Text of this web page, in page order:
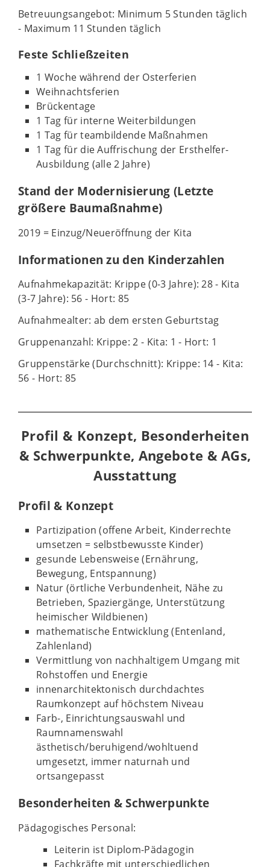
Betreuungsangebot: Minimum 5 Stunden täglich
- Maximum 11 Stunden täglich
Feste Schließzeiten
1 Woche während der Osterferien
Weihnachtsferien
Brückentage
1 Tag für interne Weiterbildungen
1 Tag für teambildende Maßnahmen
1 Tag für die Auffrischung der Ersthelfer-
Ausbildung (alle 2 Jahre)
Stand der Modernisierung (Letzte
größere Baumaßnahme)
2019 = Einzug/Neueröffnung der Kita
Informationen zu den Kinderzahlen
Aufnahmekapazität: Krippe (0-3 Jahre): 28 - Kita
(3-7 Jahre): 56 - Hort: 85
Aufnahmealter: ab dem ersten Geburtstag
Gruppenanzahl: Krippe: 2 - Kita: 1 - Hort: 1
Gruppenstärke (Durchschnitt): Krippe: 14 - Kita:
56 - Hort: 85
Profil & Konzept, Besonderheiten
& Schwerpunkte, Angebote & AGs,
Ausstattung
Profil & Konzept
Partizipation (offene Arbeit, Kinderrechte
umsetzen = selbstbewusste Kinder)
gesunde Lebensweise (Ernährung,
Bewegung, Entspannung)
Natur (örtliche Verbundenheit, Nähe zu
Betrieben, Spaziergänge, Unterstützung
heimischer Wildbienen)
mathematische Entwicklung (Entenland,
Zahlenland)
Vermittlung von nachhaltigem Umgang mit
Rohstoffen und Energie
innenarchitektonisch durchdachtes
Raumkonzept auf höchstem Niveau
Farb-, Einrichtungsauswahl und
Raumnamenswahl
ästhetisch/beruhigend/wohltuend
umgesetzt, immer naturnah und
ortsangepasst
Besonderheiten & Schwerpunkte
Pädagogisches Personal:
Leiterin ist Diplom-Pädagogin
Fachkräfte mit unterschiedlichen